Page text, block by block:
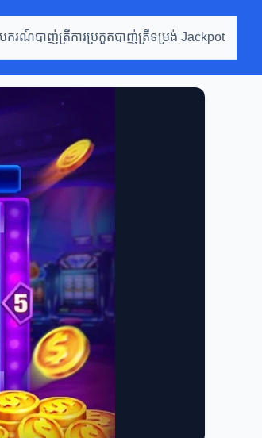
ករណ៍បាញ់ត្រីការប្រកួតបាញ់ត្រីទម្រង់ Jackpot